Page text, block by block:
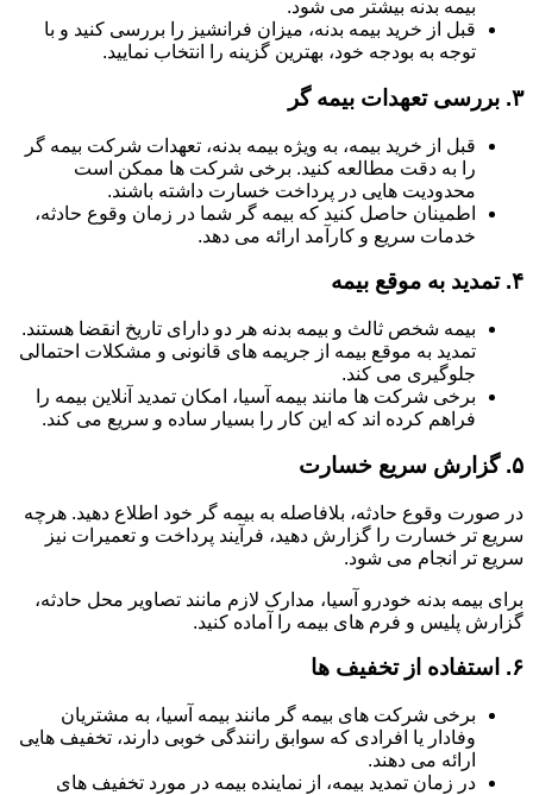
بیمه بدنه بیشتر می شود.
قبل از خرید بیمه بدنه، میزان فرانشیز را بررسی کنید و با
توجه به بودجه خود، بهترین گزینه را انتخاب نمایید.
۳. بررسی تعهدات بیمه گر
قبل از خرید بیمه، به ویژه بیمه بدنه، تعهدات شرکت بیمه گر
را به دقت مطالعه کنید. برخی شرکت ها ممکن است
محدودیت هایی در پرداخت خسارت داشته باشند.
اطمینان حاصل کنید که بیمه گر شما در زمان وقوع حادثه،
خدمات سریع و کارآمد ارائه می دهد.
۴. تمدید به موقع بیمه
بیمه شخص ثالث و بیمه بدنه هر دو دارای تاریخ انقضا هستند.
تمدید به موقع بیمه از جریمه های قانونی و مشکلات احتمالی
جلوگیری می کند.
برخی شرکت ها مانند بیمه آسیا، امکان تمدید آنلاین بیمه را
فراهم کرده اند که این کار را بسیار ساده و سریع می کند.
۵. گزارش سریع خسارت
در صورت وقوع حادثه، بلافاصله به بیمه گر خود اطلاع دهید. هرچه
سریع تر خسارت را گزارش دهید، فرآیند پرداخت و تعمیرات نیز
سریع تر انجام می شود.
برای بیمه بدنه خودرو آسیا، مدارک لازم مانند تصاویر محل حادثه،
گزارش پلیس و فرم های بیمه را آماده کنید.
۶. استفاده از تخفیف ها
برخی شرکت های بیمه گر مانند بیمه آسیا، به مشتریان
وفادار یا افرادی که سوابق رانندگی خوبی دارند، تخفیف هایی
ارائه می دهند.
در زمان تمدید بیمه، از نماینده بیمه در مورد تخفیف های